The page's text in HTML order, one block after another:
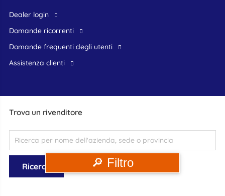
🔎 Filtro
Trova un rivenditore
dealer login
domande ricorrenti
domande frequenti degli utenti
assistenza clienti